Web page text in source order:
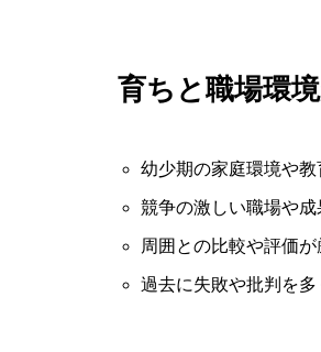
育ちと職場環
幼少期の家庭環境や
競争の激しい職場や
周囲との比較や評価
過去に失敗や批判を